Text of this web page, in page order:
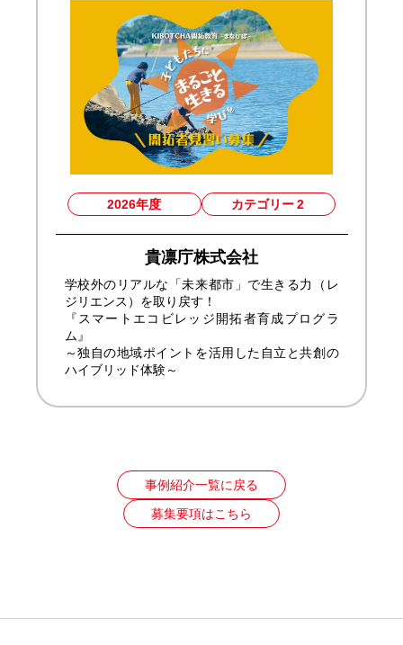
2026年度 カテゴリー 2
貴凛庁株式会社
学校外のリアルな「未来都市」で生きる力（レ
ジリエンス）を取り戻す！
『スマートエコビレッジ開拓者育成プログラ
ム』
～独自の地域ポイントを活用した自立と共創の
ハイブリッド体験～
事例紹介一覧に戻る
募集要項はこちら